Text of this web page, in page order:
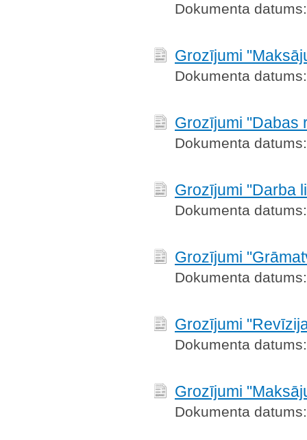
Dokumenta
Grozījumi
Dokumenta
Grozījumi "Dabas
Dokumenta
Grozījumi "Darba
Dokumenta
Grozījumi
Dokumenta
Grozījumi
Dokumenta
Grozījumi
Dokumenta